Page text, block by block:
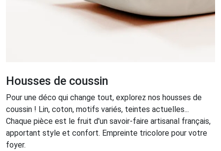
Housses de coussin
Pour une déco qui change tout, explorez nos housses de
coussin ! Lin, coton, motifs variés, teintes actuelles...
Chaque pièce est le fruit d'un savoir-faire artisanal français,
apportant style et confort. Empreinte tricolore pour votre
foyer.